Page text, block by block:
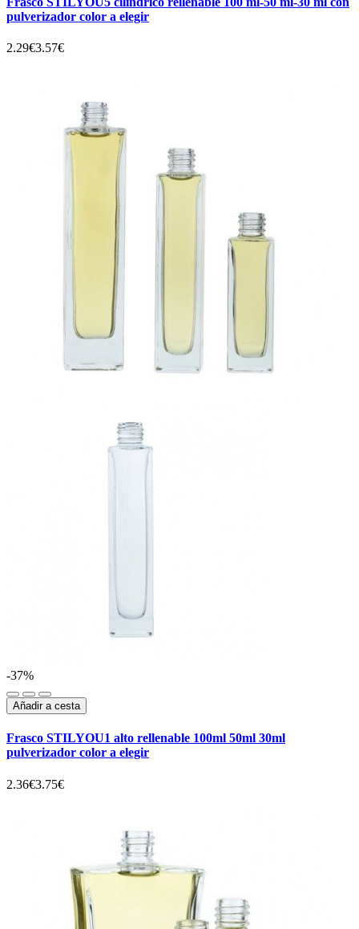
pulverizador color a elegir
2.29€3.57€
-37%
Añadir a cesta
Frasco STILYOU1 alto rellenable 100ml 50ml 30ml
pulverizador color a elegir
2.36€3.75€